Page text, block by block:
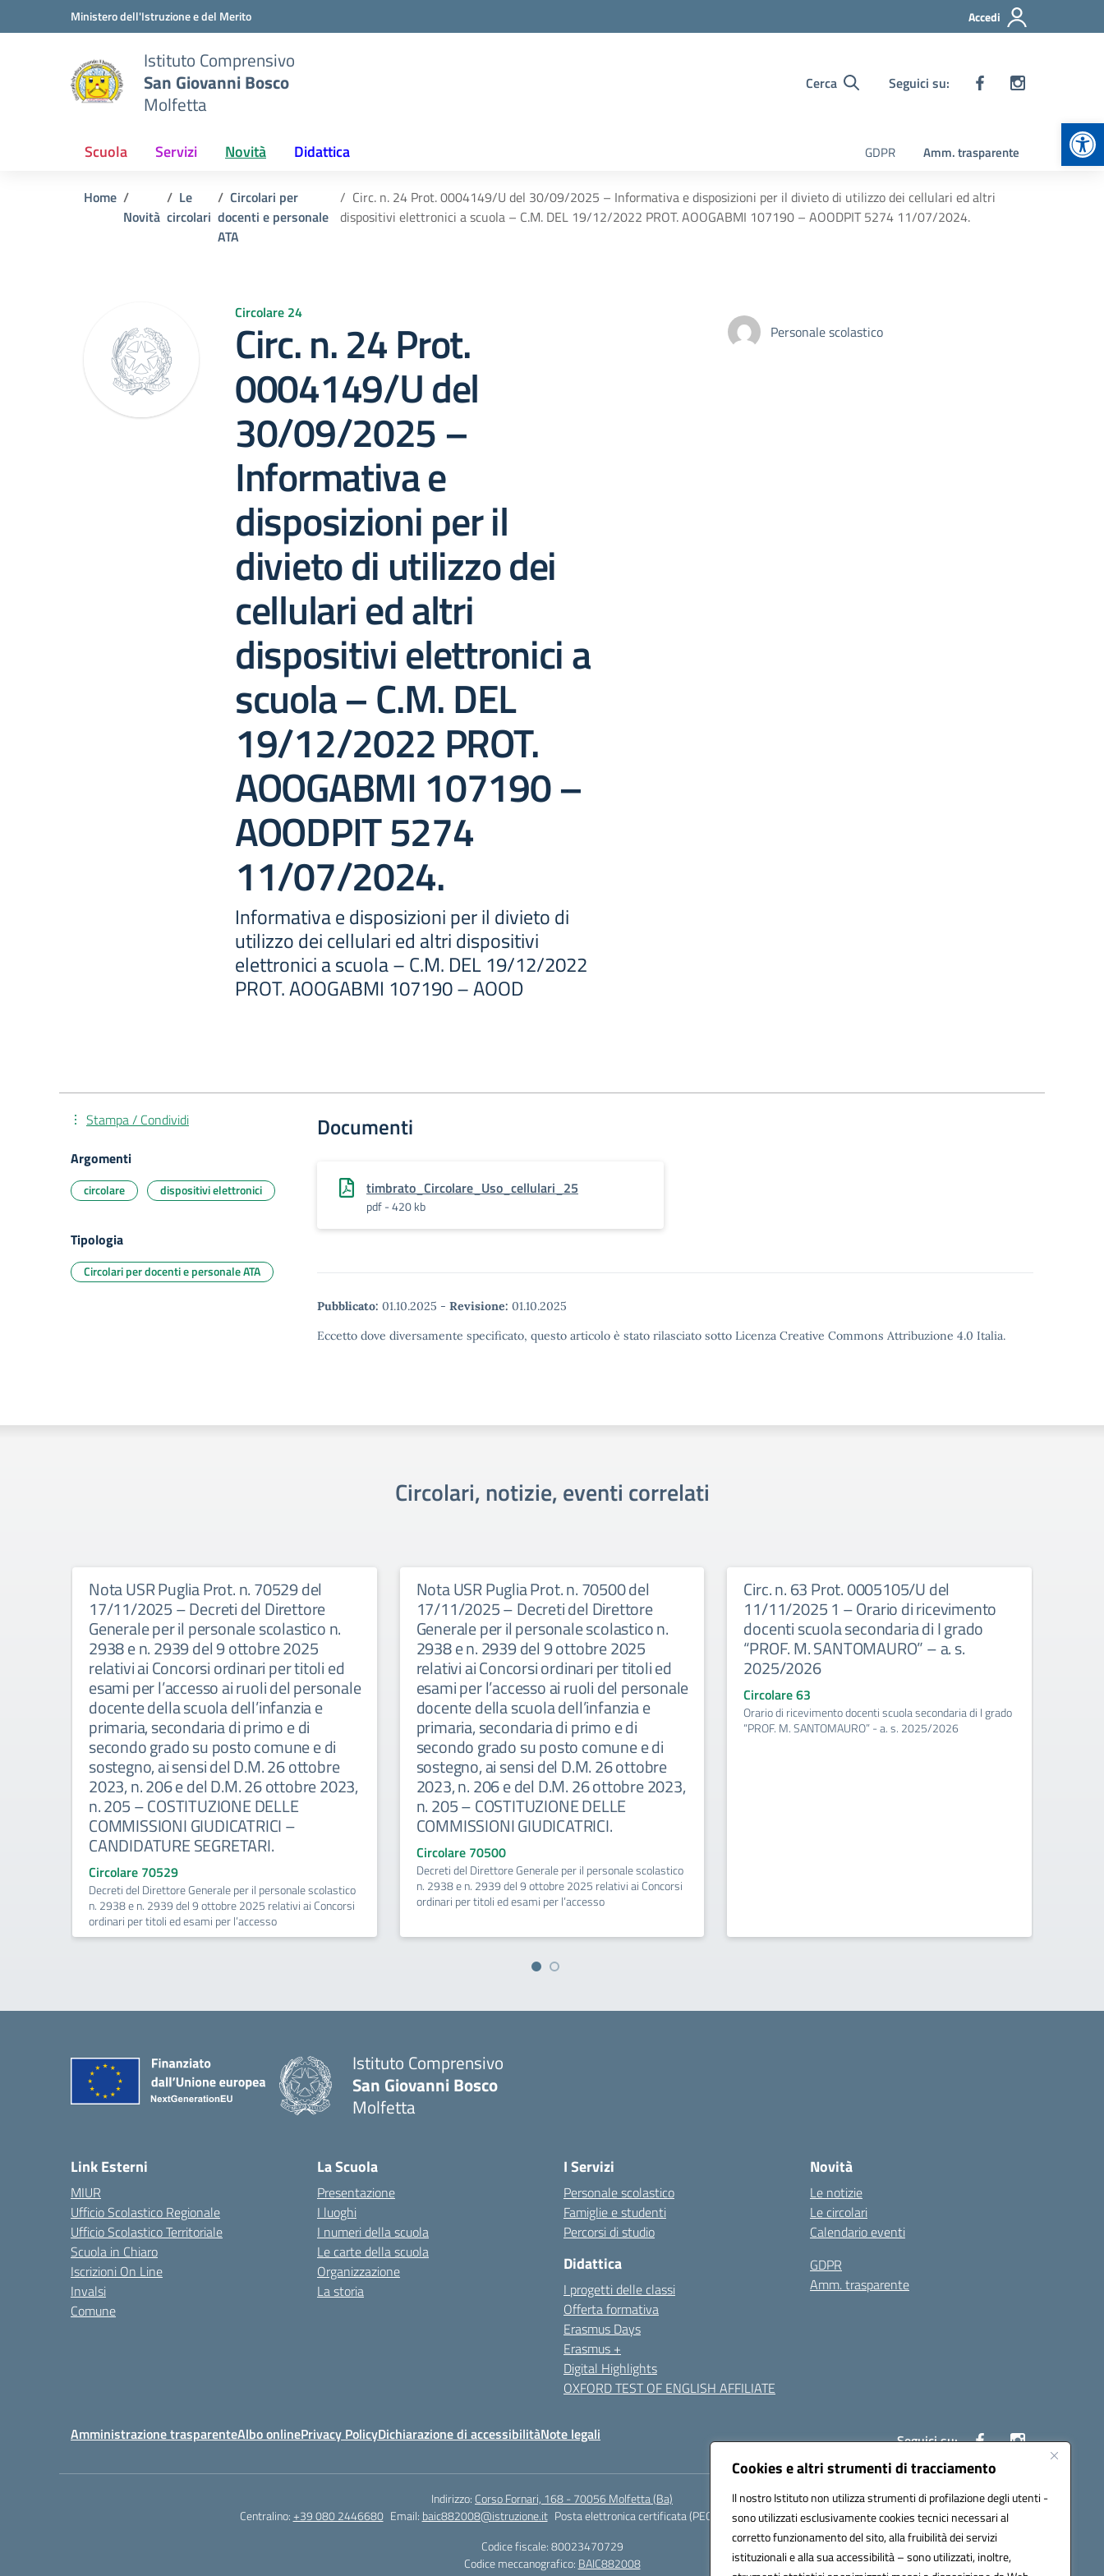
Cookies e altri strumenti di tracciamento
Il nostro Istituto non utilizza strumenti di profilazione degli utenti -
sono utilizzati esclusivamente cookies tecnici necessari al
corretto funzionamento del sito, alla fruibilità dei servizi
istituzionali e alla sua accessibilità – sono utilizzati, inoltre,
Vai ai contenuti
Vai al menu di navigazioneMinistero dell'Istruzione e del Merito Accedi
Istituto Comprensivo
San Giovanni Bosco
Molfetta
Cerca Seguici su:
Scuola Servizi Novità Didattica GDPR Amm. trasparente
Home
Novità
Le
circolari
Circolari per
docenti e personale
ATA
Circ. n. 24 Prot. 0004149/U del 30/09/2025 – Informativa e disposizioni per il divieto di utilizzo dei cellulari ed altri
dispositivi elettronici a scuola – C.M. DEL 19/12/2022 PROT. AOOGABMI 107190 – AOODPIT 5274 11/07/2024.
Circolare 24
Circ. n. 24 Prot.
0004149/U del
30/09/2025 –
Informativa e
disposizioni per il
divieto di utilizzo dei
cellulari ed altri
dispositivi elettronici a
scuola – C.M. DEL
19/12/2022 PROT.
AOOGABMI 107190 –
AOODPIT 5274
11/07/2024.
Informativa e disposizioni per il divieto di
utilizzo dei cellulari ed altri dispositivi
elettronici a scuola – C.M. DEL 19/12/2022
PROT. AOOGABMI 107190 – AOOD
Personale scolastico
Documenti
timbrato_Circolare_Uso_cellulari_25
pdf - 420 kb
Pubblicato: 01.10.2025 - Revisione: 01.10.2025
Eccetto dove diversamente specificato, questo articolo è stato rilasciato sotto Licenza Creative Commons Attribuzione 4.0 Italia.
Stampa / Condividi
Argomenti
circolare dispositivi elettronici
Tipologia
Circolari per docenti e personale ATA
Circolari, notizie, eventi correlati
Nota USR Puglia Prot. n. 70529 del
17/11/2025 – Decreti del Direttore
Generale per il personale scolastico n.
2938 e n. 2939 del 9 ottobre 2025
relativi ai Concorsi ordinari per titoli ed
esami per l’accesso ai ruoli del personale
docente della scuola dell’infanzia e
primaria, secondaria di primo e di
secondo grado su posto comune e di
sostegno, ai sensi del D.M. 26 ottobre
2023, n. 206 e del D.M. 26 ottobre 2023,
n. 205 – COSTITUZIONE DELLE
COMMISSIONI GIUDICATRICI –
CANDIDATURE SEGRETARI.
Circolare 70529
Decreti del Direttore Generale per il personale scolastico
n. 2938 e n. 2939 del 9 ottobre 2025 relativi ai Concorsi
ordinari per titoli ed esami per l’accesso
Nota USR Puglia Prot. n. 70500 del
17/11/2025 – Decreti del Direttore
Generale per il personale scolastico n.
2938 e n. 2939 del 9 ottobre 2025
relativi ai Concorsi ordinari per titoli ed
esami per l’accesso ai ruoli del personale
docente della scuola dell’infanzia e
primaria, secondaria di primo e di
secondo grado su posto comune e di
sostegno, ai sensi del D.M. 26 ottobre
2023, n. 206 e del D.M. 26 ottobre 2023,
n. 205 – COSTITUZIONE DELLE
COMMISSIONI GIUDICATRICI.
Circolare 70500
Decreti del Direttore Generale per il personale scolastico
n. 2938 e n. 2939 del 9 ottobre 2025 relativi ai Concorsi
ordinari per titoli ed esami per l’accesso
Circ. n. 63 Prot. 0005105/U del
11/11/2025 1 – Orario di ricevimento
docenti scuola secondaria di I grado
“PROF. M. SANTOMAURO” – a. s.
2025/2026
Circolare 63
Orario di ricevimento docenti scuola secondaria di I grado
“PROF. M. SANTOMAURO” - a. s. 2025/2026
Istituto Comprensivo
San Giovanni Bosco
Molfetta
Link Esterni
MIUR
Ufficio Scolastico Regionale
Ufficio Scolastico Territoriale
Scuola in Chiaro
Iscrizioni On Line
Invalsi
Comune
La Scuola
Presentazione
I luoghi
I numeri della scuola
Le carte della scuola
Organizzazione
La storia
I Servizi
Personale scolastico
Famiglie e studenti
Percorsi di studio
Didattica
I progetti delle classi
Offerta formativa
Erasmus Days
Erasmus +
Digital Highlights
OXFORD TEST OF ENGLISH AFFILIATE
Novità
Le notizie
Le circolari
Calendario eventi
GDPR
Amm. trasparente
Amministrazione trasparenteAlbo onlinePrivacy PolicyDichiarazione di accessibilitàNote legali Seguici su:
Indirizzo: Corso Fornari, 168 - 70056 Molfetta (Ba)
Centralino:+39 080 2446680 Email: baic882008@istruzione.it Posta elettronica certificata (PEC):
baic882008@pec.istruzione.it
Codice fiscale: 80023470729
Codice meccanografico: BAIC882008